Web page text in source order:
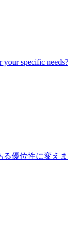
your specific needs?
る優位性に変え